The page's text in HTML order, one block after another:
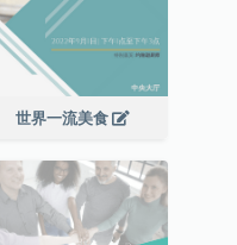
世界一流美食